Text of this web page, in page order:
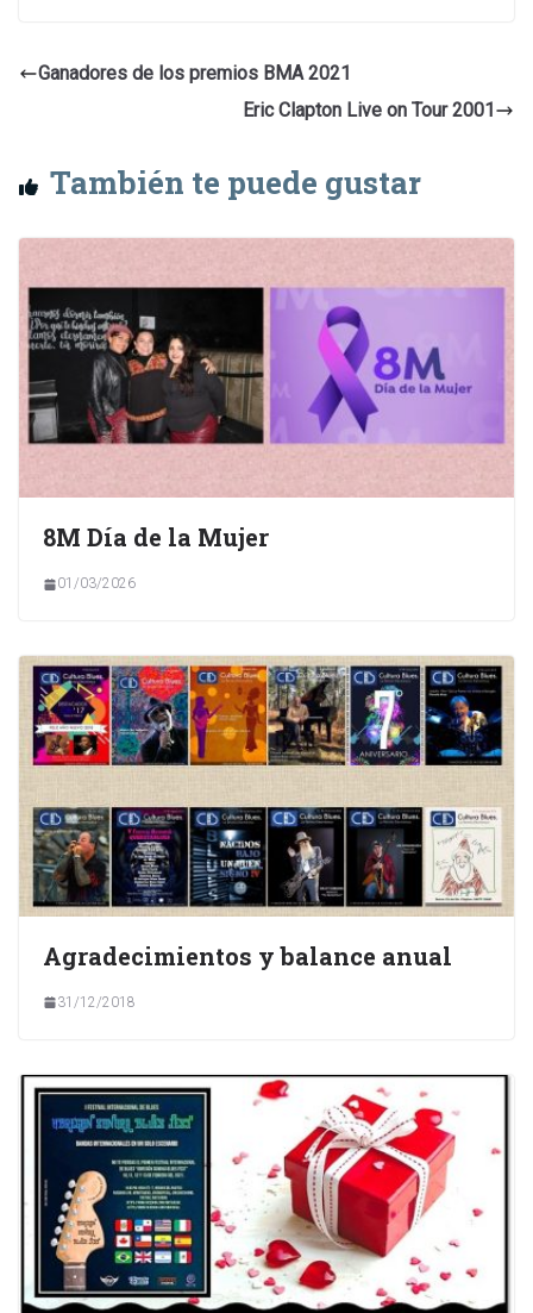
Ganadores de los premios BMA 2021
Eric Clapton Live on Tour 2001
También te puede gustar
8M Día de la Mujer
01/03/2026
Agradecimientos y balance anual
31/12/2018